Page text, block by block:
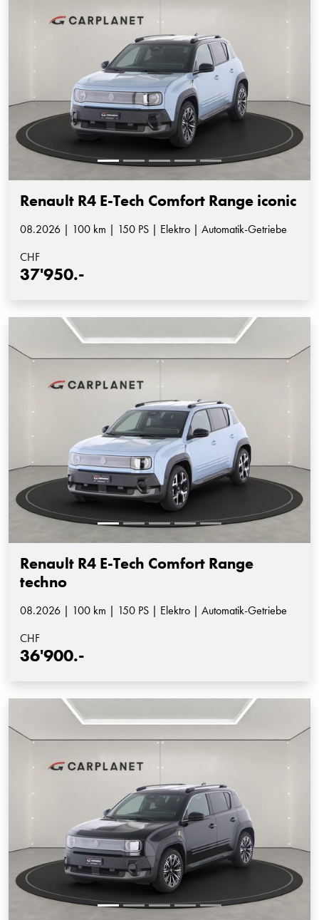
Renault R4 E-Tech Comfort Range iconic
08.2026 | 100 km | 150 PS | Elektro | Automatik-Getriebe
CHF
37'950.-
Renault R4 E-Tech Comfort Range
techno
08.2026 | 100 km | 150 PS | Elektro | Automatik-Getriebe
CHF
36'900.-